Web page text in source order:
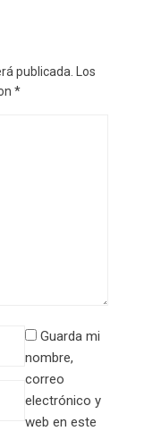
publicada. Los
*
Guarda mi
nombre,
correo
electrónico y
web en este